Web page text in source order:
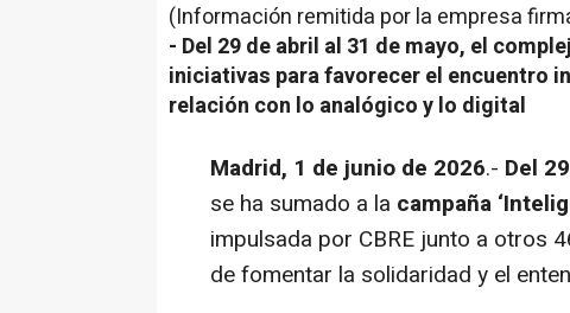
(Información remitida por la empresa
- Del 29 de abril al 31 de mayo, el
iniciativas para favorecer el encuentro
relación con lo analógico y lo digital
Madrid, 1 de junio de 2026.- Del
se ha sumado a la campaña
impulsada por CBRE junto a otros
de fomentar la solidaridad y el